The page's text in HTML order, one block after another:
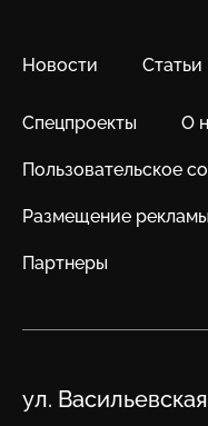
Новости Статьи
Спецпроекты О
Пользовательское
Размещение рекламы
Партнеры
Адрес
ул.